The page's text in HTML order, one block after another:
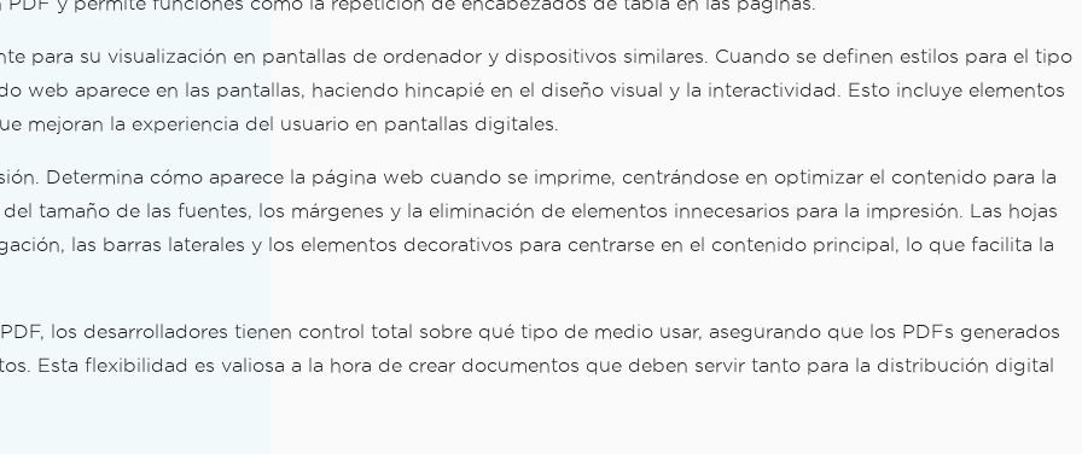
para su visualización en pantallas de ordenador y dispositivos similares. Cuando se definen estilos para el tipo
web aparece en las pantallas, haciendo hincapié en el diseño visual y la interactividad. Esto incluye elementos
mejoran la experiencia del usuario en pantallas digitales.
Determina cómo aparece la página web cuando se imprime, centrándose en optimizar el contenido para la
tamaño de las fuentes, los márgenes y la eliminación de elementos innecesarios para la impresión. Las hojas
las barras laterales y los elementos decorativos para centrarse en el contenido principal, lo que facilita la
los desarrolladores tienen control total sobre qué tipo de medio usar, asegurando que los PDFs generados
Esta flexibilidad es valiosa a la hora de crear documentos que deben servir tanto para la distribución digital